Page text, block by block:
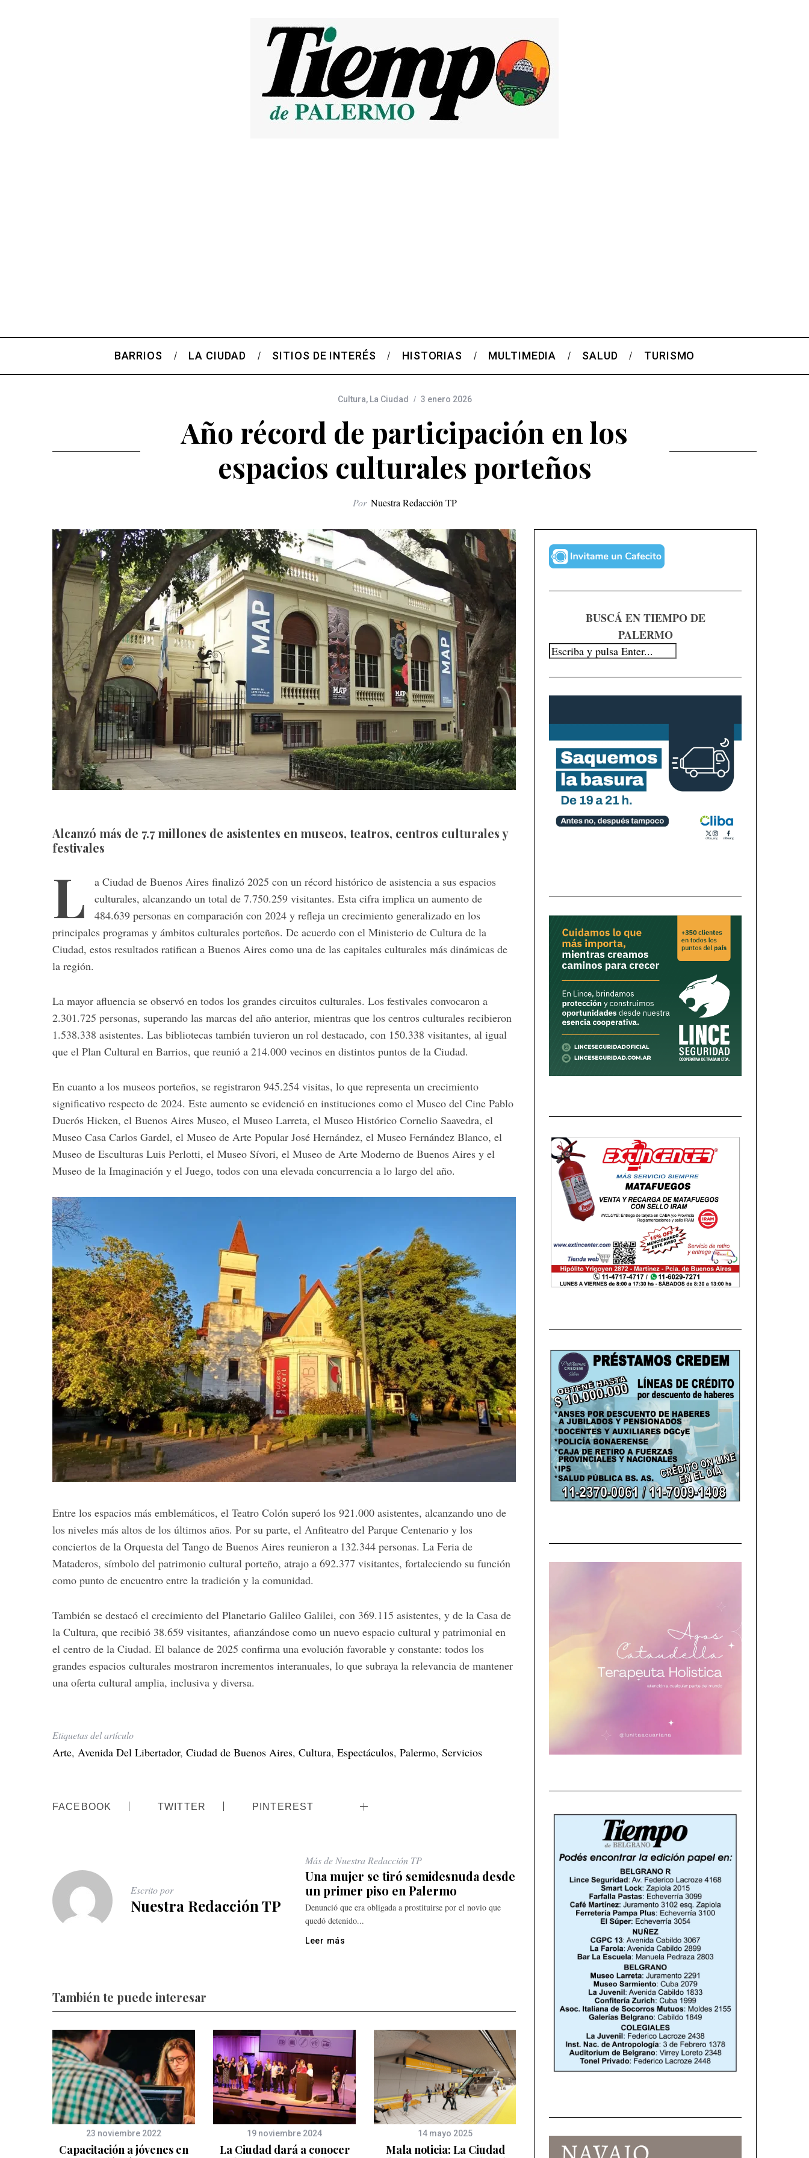
BARRIOS LA CIUDAD SITIOS DE INTERÉS HISTORIAS MULTIMEDIA SALUD TURISMO
Cultura, La Ciudad 3 enero 2026
Año récord de participación en los
espacios culturales porteños
Por Nuestra Redacción TP
Alcanzó más de 7.7 millones de asistentes en museos, teatros, centros culturales y
festivales
L
a Ciudad de Buenos Aires finalizó 2025 con un récord histórico de asistencia a sus espacios
culturales, alcanzando un total de 7.750.259 visitantes. Esta cifra implica un aumento de
484.639 personas en comparación con 2024 y refleja un crecimiento generalizado en los
principales programas y ámbitos culturales porteños. De acuerdo con el Ministerio de Cultura de la
Ciudad, estos resultados ratifican a Buenos Aires como una de las capitales culturales más dinámicas de
la región.
La mayor afluencia se observó en todos los grandes circuitos culturales. Los festivales convocaron a
2.301.725 personas, superando las marcas del año anterior, mientras que los centros culturales recibieron
1.538.338 asistentes. Las bibliotecas también tuvieron un rol destacado, con 150.338 visitantes, al igual
que el Plan Cultural en Barrios, que reunió a 214.000 vecinos en distintos puntos de la Ciudad.
En cuanto a los museos porteños, se registraron 945.254 visitas, lo que representa un crecimiento
significativo respecto de 2024. Este aumento se evidenció en instituciones como el Museo del Cine Pablo
Ducrós Hicken, el Buenos Aires Museo, el Museo Larreta, el Museo Histórico Cornelio Saavedra, el
Museo Casa Carlos Gardel, el Museo de Arte Popular José Hernández, el Museo Fernández Blanco, el
Museo de Esculturas Luis Perlotti, el Museo Sívori, el Museo de Arte Moderno de Buenos Aires y el
Museo de la Imaginación y el Juego, todos con una elevada concurrencia a lo largo del año.
Entre los espacios más emblemáticos, el Teatro Colón superó los 921.000 asistentes, alcanzando uno de
los niveles más altos de los últimos años. Por su parte, el Anfiteatro del Parque Centenario y los
conciertos de la Orquesta del Tango de Buenos Aires reunieron a 132.344 personas. La Feria de
Mataderos, símbolo del patrimonio cultural porteño, atrajo a 692.377 visitantes, fortaleciendo su función
como punto de encuentro entre la tradición y la comunidad.
También se destacó el crecimiento del Planetario Galileo Galilei, con 369.115 asistentes, y de la Casa de
la Cultura, que recibió 38.659 visitantes, afianzándose como un nuevo espacio cultural y patrimonial en
el centro de la Ciudad. El balance de 2025 confirma una evolución favorable y constante: todos los
grandes espacios culturales mostraron incrementos interanuales, lo que subraya la relevancia de mantener
una oferta cultural amplia, inclusiva y diversa.
Etiquetas del artículo
Arte, Avenida Del Libertador, Ciudad de Buenos Aires, Cultura, Espectáculos, Palermo, Servicios
FACEBOOK TWITTER PINTEREST
Escrito por
Nuestra Redacción TP
Más de Nuestra Redacción TP
Una mujer se tiró semidesnuda desde
un primer piso en Palermo
Denunció que era obligada a prostituirse por el novio que
quedó detenido...
Leer más
También te puede interesar
23 noviembre 2022
Capacitación a jóvenes en
19 noviembre 2024
La Ciudad dará a conocer
14 mayo 2025
Mala noticia: La Ciudad
BUSCÁ EN TIEMPO DE
PALERMO
S
e
r
: